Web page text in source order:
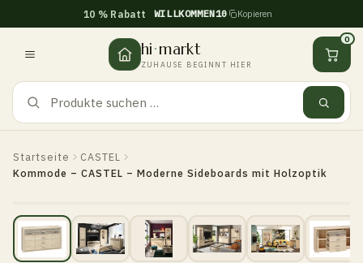
springen
10 % Rabatt WILLKOMMEN10 Kopieren
hi·markt
ZUHAUSE BEGINNT HIER
0
Startseite
CASTEL
Kommode – CASTEL – Moderne Sideboards mit Holzoptik